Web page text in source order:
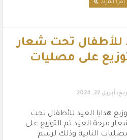
إقرأ المزيد
للأطفال تحت شعار
على مصليات
أبريل 22, 2024
هدايا العيد للأطفال تحت
فرحة العيد تم التوزيع على
النابية وذلك لرسم